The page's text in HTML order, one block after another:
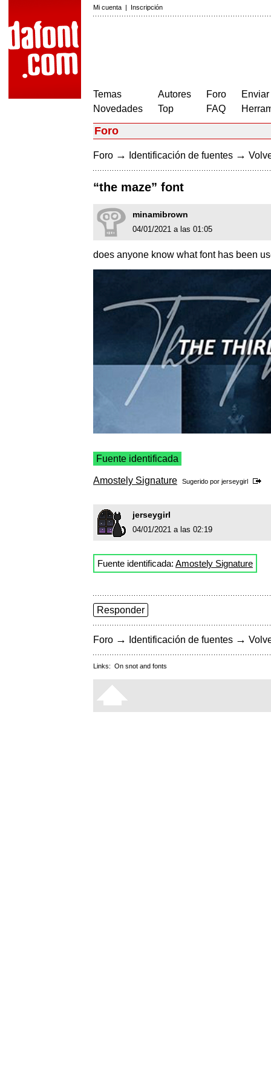
Mi cuenta | Inscripción
Temas
Novedades
Autores
Top
Foro
FAQ
Foro
Foro → Identificación de fuentes →
“the maze” font
minamibrown
04/01/2021 a las 01:05
does anyone know what font has been
Fuente identificada
Amostely Signature Sugerido por jerseygirl
jerseygirl
04/01/2021 a las 02:19
Fuente identificada: Amostely Signature
Responder
Foro → Identificación de fuentes →
Links: On snot and fonts